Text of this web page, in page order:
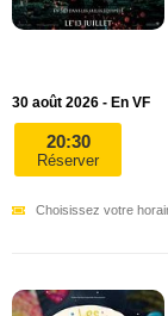
30 août 2026 - En VF
20:30
Réserver
Choisissez votre